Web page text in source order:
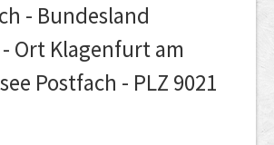
- Bundesland
Ort Klagenfurt am
Postfach - PLZ 9021